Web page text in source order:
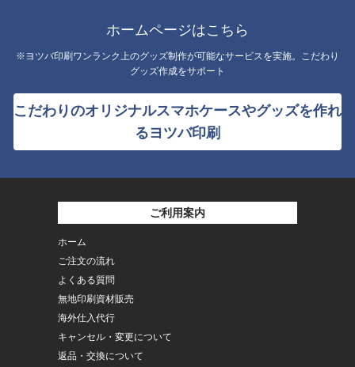
ホームページはこちら
※ヨツバ印刷ワンランク上のグッズ制作が可能なサービスを実施。こだわり
グッズ作成をサポート
こだわりのオリジナルスマホケースやグッズを作れ
るヨツバ印刷
ご利用案内
ホーム
ご注文の流れ
よくある質問
無地印刷資材販売
海外仕入代行
キャンセル・変更について
返品・交換について